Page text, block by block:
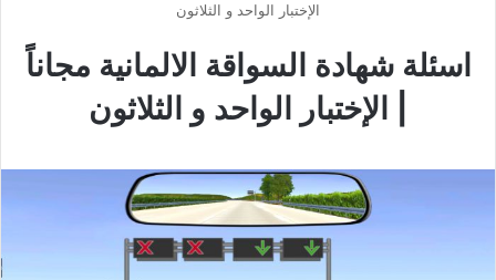
الإختبار الواحد و الثلاثون
اسئلة شهادة السواقة الالمانية مجاناً
| الإختبار الواحد و الثلاثون